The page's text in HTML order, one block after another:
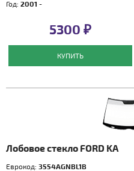
Год: 2001 -
5300 ₽
КУПИТЬ
Лобовое стекло FORD KA
Еврокод: 3554AGNBL1B